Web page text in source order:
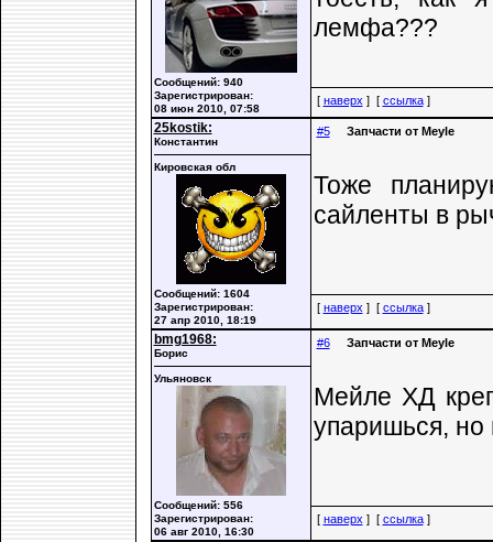
Сообщений: 940
Зарегистрирован:
08 июн 2010, 07:58
лемфа???
[ наверх ] [ ссылка]
25kostik:
Константин
Кировская обл
Сообщений: 1604
Зарегистрирован:
27 апр 2010, 18:19
#5 Запчасти от Meyle
Тоже
сайленты в
[ наверх ] [ ссылка]
bmg1968:
Борис
Ульяновск
Сообщений: 556
Зарегистрирован:
06 авг 2010, 16:30
#6 Запчасти от Meyle
Мейле ХД
упаришься, но
[ наверх ] [ ссылка]